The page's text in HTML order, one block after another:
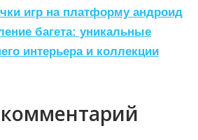
игр на платформу андроид
багета: уникальные
интерьера и коллекции